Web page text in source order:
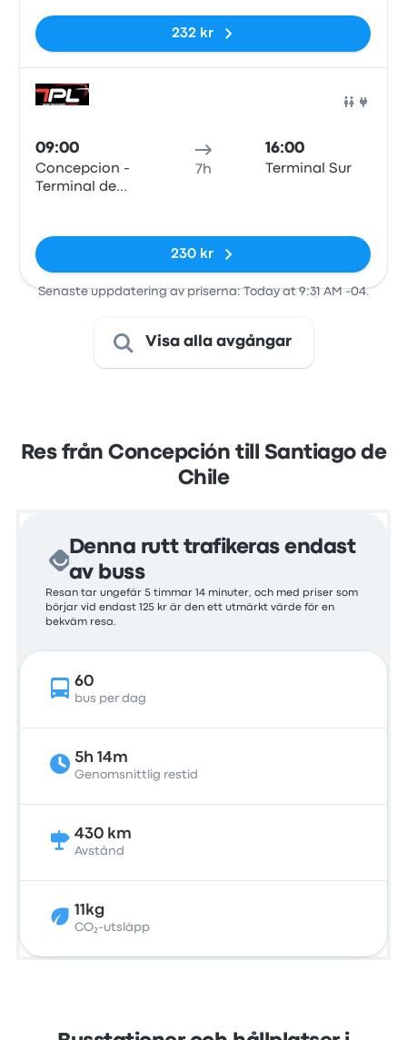
232 kr
09:00
Concepcion -
Terminal de
7h
16:00
Terminal Sur
230 kr
Senaste uppdatering av priserna: Today at 9:31 AM -04.
Visa alla avgångar
Res från Concepción till Santiago de
Chile
Denna rutt trafikeras endast
av buss
Resan tar ungefär 5 timmar 14 minuter, och med priser som
börjar vid endast 125 kr är den ett utmärkt värde för en
bekväm resa.
60
bus per dag
5h 14m
Genomsnittlig restid
430 km
Avstånd
11kg
CO₂-utsläpp